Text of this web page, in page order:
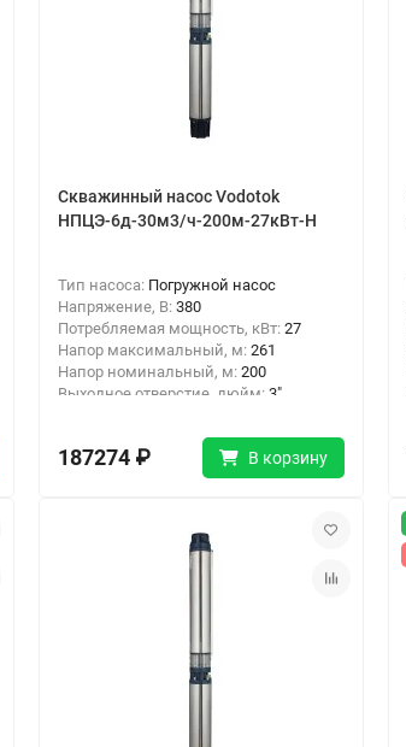
Скважинный насос Vodotok
НПЦЭ-6д-30м3/ч-200м-27кВт-Н
Тип насоса: Погружной насос
Напряжение, В: 380
Потребляемая мощность, кВт: 27
Напор максимальный, м: 261
Напор номинальный, м: 200
Выходное отверстие, дюйм: 3"
187274 ₽ В корзину